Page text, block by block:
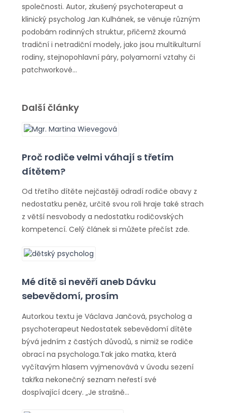
společnosti. Autor, zkušený psychoterapeut a
klinický psycholog Jan Kulhánek, se věnuje různým
podobám rodinných struktur, přičemž zkoumá
tradiční i netradiční modely, jako jsou multikulturní
rodiny, stejnopohlavní páry, polyamorní vztahy či
patchworkové…
Další články
Proč rodiče velmi váhají s třetím
dítětem?
Od třetího dítěte nejčastěji odradí rodiče obavy z
nedostatku peněz, určitě svou roli hraje také strach
z větší nesvobody a nedostatku rodičovských
kompetencí. Celý článek si můžete přečíst zde.
Mé dítě si nevěří aneb Dávku
sebevědomí, prosím
Autorkou textu je Václava Jančová, psycholog a
psychoterapeut Nedostatek sebevědomí dítěte
bývá jedním z častých důvodů, s nimiž se rodiče
obrací na psychologa.Tak jako matka, která
vyčítavým hlasem vyjmenovává v úvodu sezení
takřka nekonečný seznam neřestí své
dospívající dcery. „Je strašně…